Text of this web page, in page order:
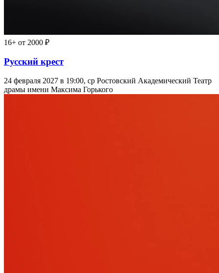
16+ от 2000 ₽
Русский крест
24 февраля 2027 в 19:00, ср Ростовский Академический Театр
драмы имени Максима Горького